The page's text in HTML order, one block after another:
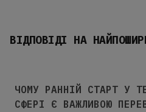
ВІДПОВІДІ НА
ЧОМУ РАННІЙ СТАРТ У
СФЕРІ Є ВАЖЛИВОЮ